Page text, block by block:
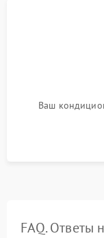
Ваш
FAQ. Ответы